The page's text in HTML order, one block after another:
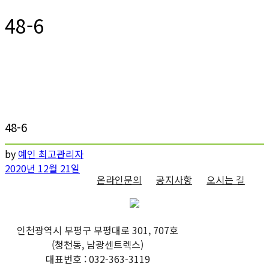
48-6
48-6
by 예인 최고관리자
2020년 12월 21일
온라인문의
공지사항 오시는 길
인천광역시 부평구 부평대로 301, 707호
(청천동, 남광센트렉스)
대표번호 : 032-363-3119